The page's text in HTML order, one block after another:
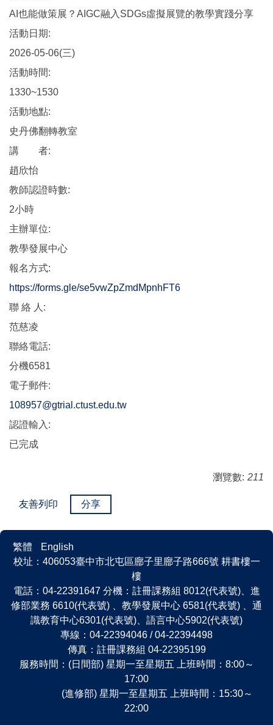
AI也能做策展？AIGC融入SDGs虛擬展覽的教學實踐分享
活動日期:
2026-05-06(三)
活動時間:
1330~1530
活動地點:
史丹佛翻轉教室
講 者:
趙欣怡
教師認證時數:
2小時
主辦單位:
教學發展中心
報名方式:
https://forms.gle/se5vwZpZmdMpnhFT6
聯 絡 人:
范慈凌
聯絡電話:
分機6581
電子郵件:
108957@gtrial.ctust.edu.tw
認證輸入:
已完成
瀏覽數: 211
友善列印 分享
繁體
English
校址：406053臺中市北屯區廍子里廍子路666號 耕書樓一
樓
電話：04-22391647 分機：註冊課務組 8012(代表號)、進
修部業務 6610(代表號) 、教學發展中心 6581(代表號) 、通
識教育中心6301(代表號)、語言中心5902(代表號)
專線：04-22394046 / 04-22394498
傳真：註冊課務組 04-22395199
服務時間：(日間部) 星期一至星期五 上班時間：8:00～
17:00
(進修部) 星期一至星期五 上班時間：15:30～
22:00